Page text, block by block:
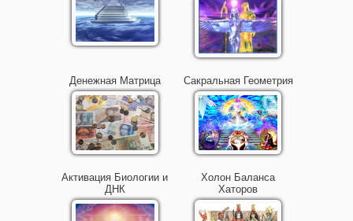
Денежная Матрица Сакральная Геометрия
Активация Биологии и
ДНК
Холон Баланса
Хаторов